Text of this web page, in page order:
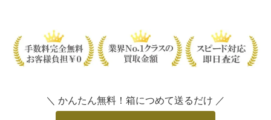
＼ かんたん無料！箱につめて送るだけ ／